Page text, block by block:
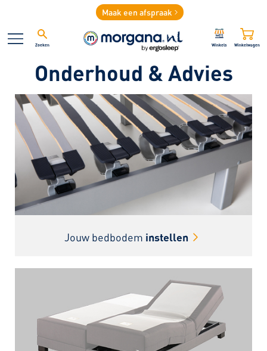
Maak een afspraak
Zoeken Winkels Winkelwagen
Onderhoud & Advies
Jouw bedbodem instellen